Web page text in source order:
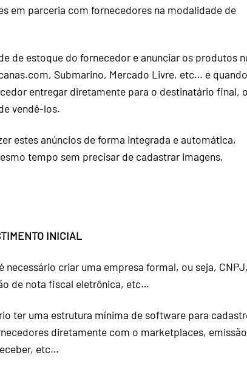
em parceria com fornecedores na modalidade de
de estoque do fornecedor e anunciar os produtos
Submarino, Mercado Livre, etc… e quando
entregar diretamente para o destinatário final,
vendê-los.
estes anúncios de forma integrada e automática,
tempo sem precisar de cadastrar imagens,
INICIAL
criar uma empresa formal, ou seja,
de nota fiscal eletrônica, etc…
ter uma estrutura mínima de software para
diretamente com o marketplaces,
etc…